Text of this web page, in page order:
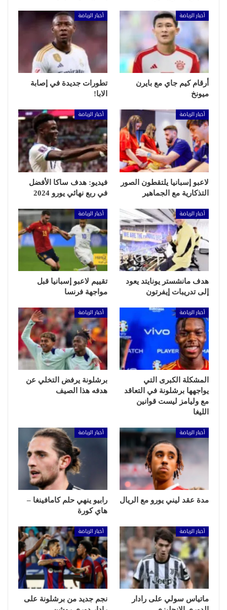
أخبار الرياضة
أرقام كيم جاي مع بايرن
ميونخ
أخبار الرياضة
تطورات جديدة في إصابة
الابا!
أخبار الرياضة
لاعبو إسبانيا يلتقطون الصور
التذكارية مع الجماهير
أخبار الرياضة
فيديو: هدف ساكا الأفضل
في ربع نهائي يورو 2024
أخبار الرياضة
هدف مانشستر يونايتد يعود
إلى تدريبات إيفرتون
أخبار الرياضة
تقييم لاعبو إسبانيا قبل
مواجهة فرنسا
أخبار الرياضة
المشكلة الكبرى التي
يواجهها برشلونة في التعاقد
مع وليامز ليست قوانين
الليغا
أخبار الرياضة
برشلونة يرفض التخلي عن
هدفه هذا الصيف
أخبار الرياضة
مدة عقد ليني يورو مع الريال
أخبار الرياضة
رابيو ينهي حلم كامافينغا –
هاي كورة
أخبار الرياضة
ماتياس سولي على رادار
أخبار الرياضة
نجم جديد من برشلونة على